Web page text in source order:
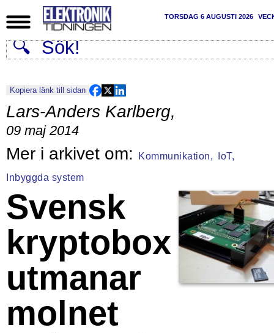
TORSDAG 6 AUGUSTI 2026
Kopiera länk till sidan
Lars-Anders Karlberg,
09 maj 2014
Kommunikation, IoT,
Inbyggda system
Svensk
kryptobox
utmanar
molnet